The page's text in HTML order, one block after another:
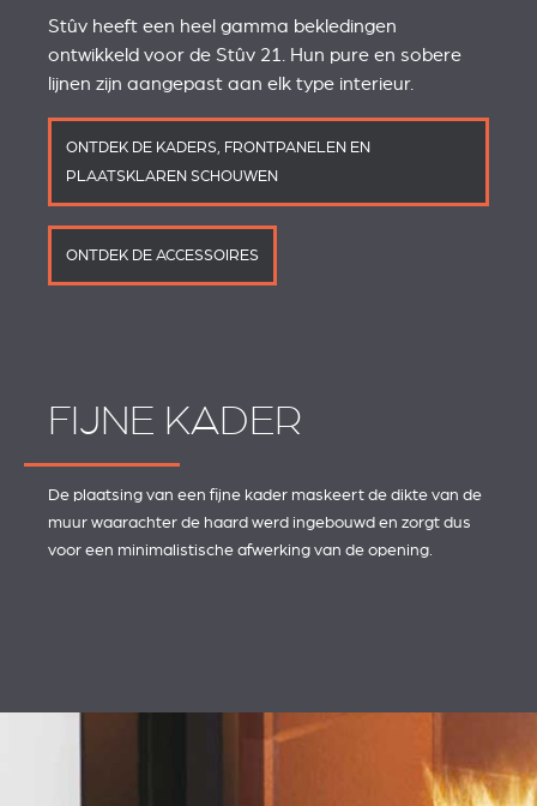
Stûv heeft een heel gamma bekledingen
ontwikkeld voor de Stûv 21. Hun pure en sobere
lijnen zijn aangepast aan elk type interieur.
ONTDEK DE KADERS, FRONTPANELEN EN
PLAATSKLAREN SCHOUWEN
ONTDEK DE ACCESSOIRES
FIJNE KADER
De plaatsing van een fijne kader maskeert de dikte van de
muur waarachter de haard werd ingebouwd en zorgt dus
voor een minimalistische afwerking van de opening.